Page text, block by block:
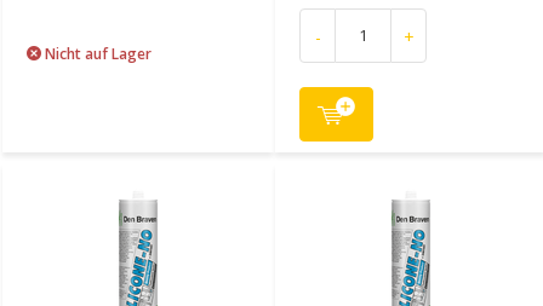
Nicht auf Lager
- +